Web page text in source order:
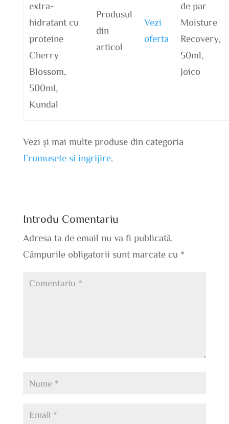
extra-
hidratant cu
proteine
Cherry
Blossom,
500ml,
Kundal
Produsul
din
articol
Vezi
oferta
de par
Moisture
Recovery,
50ml,
Joico
Vezi și mai multe produse din categoria
Frumusete si ingrijire.
Introdu Comentariu
Adresa ta de email nu va fi publicată.
Câmpurile obligatorii sunt marcate cu *